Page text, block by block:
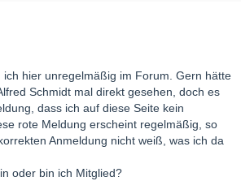
hier unregelmäßig im Forum. Gern hätte
Schmidt mal direkt gesehen, doch es
dass ich auf diese Seite kein
rote Meldung erscheint regelmäßig, so
Anmeldung nicht weiß, was ich da
oder bin ich Mitglied?